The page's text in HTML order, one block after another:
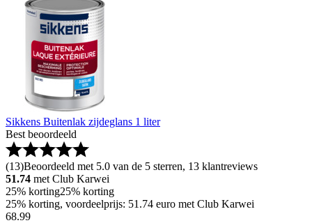
Sikkens Buitenlak zijdeglans 1 liter
Best beoordeeld
(13)Beoordeeld met 5.0 van de 5 sterren, 13 klantreviews
51.74 met Club Karwei
25% korting25% korting
25% korting, voordeelprijs: 51.74 euro met Club Karwei
68.99